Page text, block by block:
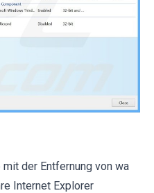
der Entfernung von wa
Internet Explorer